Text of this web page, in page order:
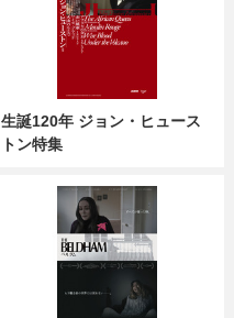
生誕120年 ジョン・ヒュース
トン特集